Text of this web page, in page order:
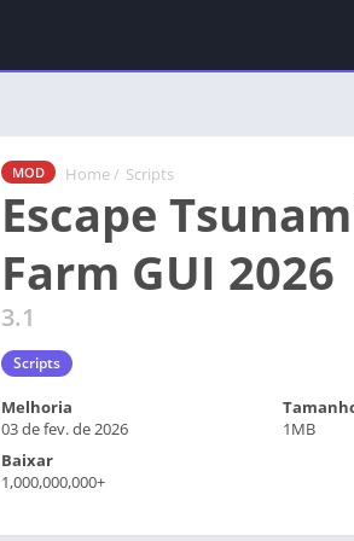
MOD Home / Scripts
Escape
Farm GUI 2026
3.1
Scripts
Melhoria
03 de fev. de 2026
1MB
Baixar
1,000,000,000+